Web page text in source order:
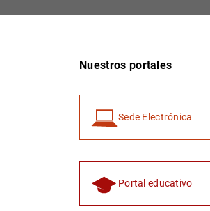
Nuestros portales
Sede Electrónica
Portal educativo